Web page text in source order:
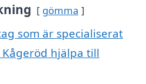
gömma
som är specialiserat
hjälpa till